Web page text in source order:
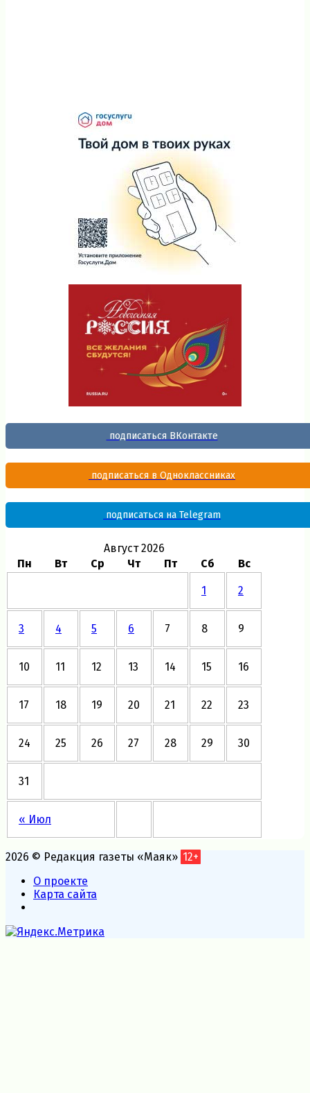
подписаться ВКонтакте
подписаться в Одноклассниках
подписаться на Telegram
Август 2026
Пн
Вт Ср Чт Пт Сб Вс
« Июл
1 2
3 4 5 6 7 8 9
10 11 12 13 14 15 16
17 18 19 20 21 22 23
24 25 26 27 28 29 30
31
2026 © Редакция газеты «Маяк» 12+
О проекте
Карта сайта